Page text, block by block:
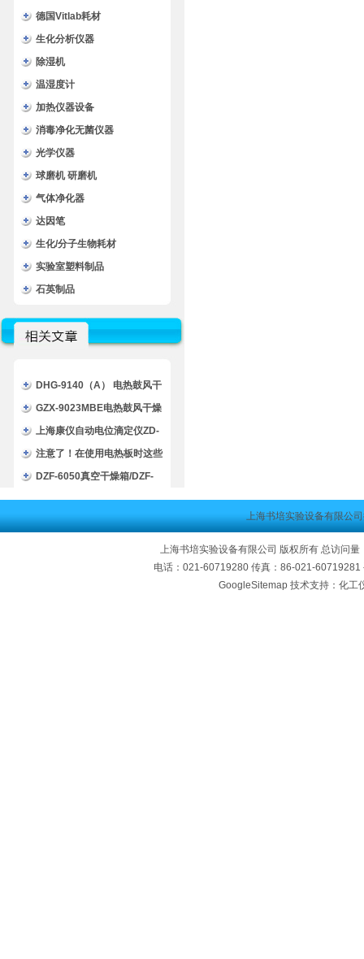
德国Vitlab耗材
生化分析仪器
除湿机
温湿度计
加热仪器设备
消毒净化无菌仪器
光学仪器
球磨机 研磨机
气体净化器
达因笔
生化/分子生物耗材
实验室塑料制品
石英制品
DHG-9140（A） 电热鼓风干
燥箱/DHG-9140（A） 一恒烘
箱（液晶屏显示，不锈钢内
胆）
GZX-9023MBE电热鼓风干燥
箱/GZX-9023MBE博迅烘
箱/GZX-9023MBE干燥箱
上海康仪自动电位滴定仪ZD-
2A技术文章
注意了！在使用电热板时这些
事项需要您的关注
DZF-6050真空干燥箱/DZF-
6050一恒真空干燥箱/DZF-
6050干燥箱
上海书培实验设备有限公
上海书培实验设备有限公司 版权所有 总访问量
电话：021-60719280 传真：86-021-
GoogleSitemap技术支持：化工